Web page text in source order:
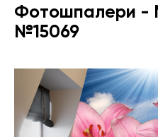
Фотошпалери -
№15069